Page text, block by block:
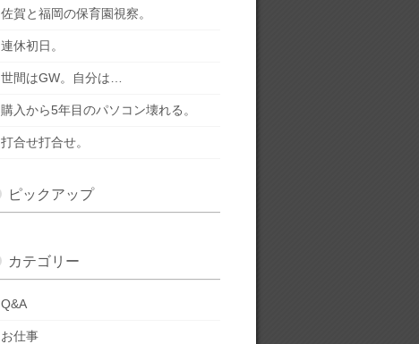
佐賀と福岡の保育園視察。
連休初日。
世間はGW。自分は…
購入から5年目のパソコン壊れる。
打合せ打合せ。
ピックアップ
カテゴリー
Q&A
お仕事